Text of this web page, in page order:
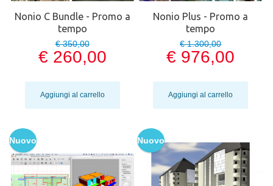
Nonio C Bundle - Promo a
tempo
€ 350,00
€ 260,00
Aggiungi al carrello
Nonio Plus - Promo a
tempo
€ 1.300,00
€ 976,00
Aggiungi al carrello
Nuovo Nuovo